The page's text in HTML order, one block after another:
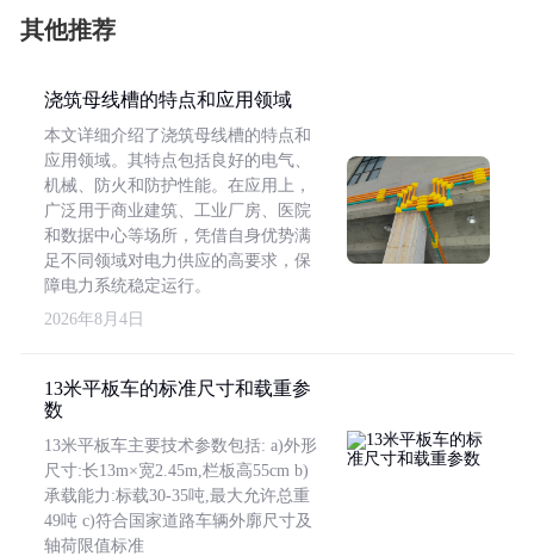
其他推荐
浇筑母线槽的特点和应用领域
本文详细介绍了浇筑母线槽的特点和
应用领域。其特点包括良好的电气、
机械、防火和防护性能。在应用上，
广泛用于商业建筑、工业厂房、医院
和数据中心等场所，凭借自身优势满
足不同领域对电力供应的高要求，保
障电力系统稳定运行。
2026年8月4日
13米平板车的标准尺寸和载重参
数
13米平板车主要技术参数包括: a)外形
尺寸:长13m×宽2.45m,栏板高55cm b)
承载能力:标载30-35吨,最大允许总重
49吨 c)符合国家道路车辆外廓尺寸及
轴荷限值标准